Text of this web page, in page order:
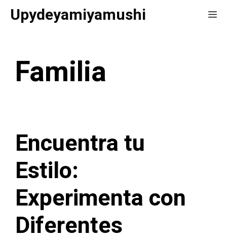
SaltarUpydeyamiyamushi
Familia
Encuentra tu
Estilo:
Experimenta con
Diferentes